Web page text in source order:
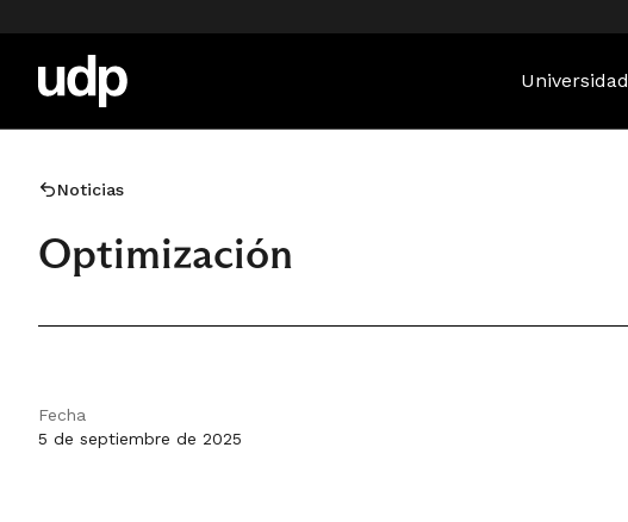
Universidad
Noticias
Optimización
Fecha
5 de septiembre de 2025